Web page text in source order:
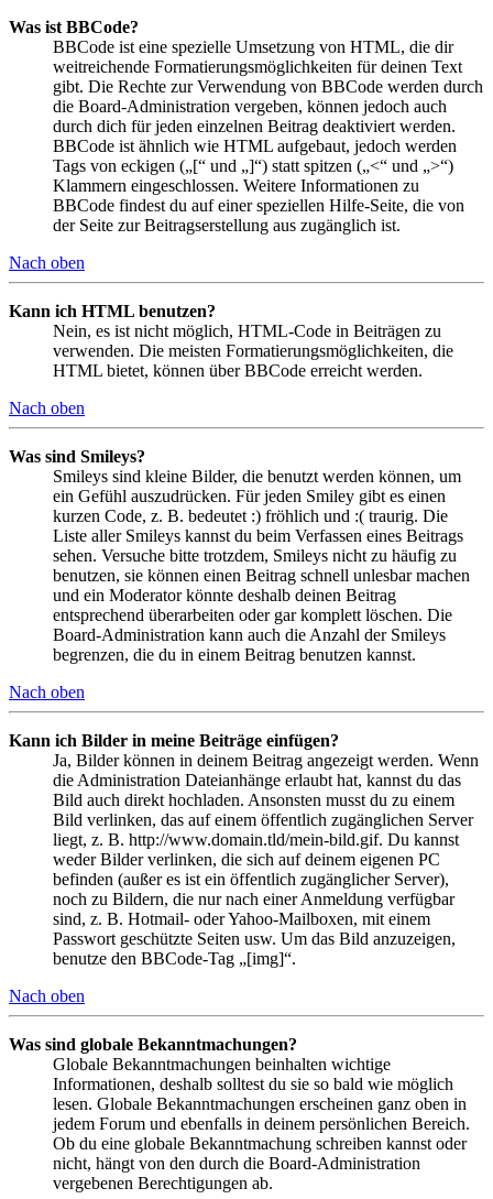
Was ist BBCode?
BBCode ist eine spezielle Umsetzung von HTML, die dir
weitreichende Formatierungsmöglichkeiten für deinen Text
gibt. Die Rechte zur Verwendung von BBCode werden durch
die Board-Administration vergeben, können jedoch auch
durch dich für jeden einzelnen Beitrag deaktiviert werden.
BBCode ist ähnlich wie HTML aufgebaut, jedoch werden
Tags von eckigen („[“ und „]“) statt spitzen („<“ und „>“)
Klammern eingeschlossen. Weitere Informationen zu
BBCode findest du auf einer speziellen Hilfe-Seite, die von
der Seite zur Beitragserstellung aus zugänglich ist.
Nach oben
Kann ich HTML benutzen?
Nein, es ist nicht möglich, HTML-Code in Beiträgen zu
verwenden. Die meisten Formatierungsmöglichkeiten, die
HTML bietet, können über BBCode erreicht werden.
Nach oben
Was sind Smileys?
Smileys sind kleine Bilder, die benutzt werden können, um
ein Gefühl auszudrücken. Für jeden Smiley gibt es einen
kurzen Code, z. B. bedeutet :) fröhlich und :( traurig. Die
Liste aller Smileys kannst du beim Verfassen eines Beitrags
sehen. Versuche bitte trotzdem, Smileys nicht zu häufig zu
benutzen, sie können einen Beitrag schnell unlesbar machen
und ein Moderator könnte deshalb deinen Beitrag
entsprechend überarbeiten oder gar komplett löschen. Die
Board-Administration kann auch die Anzahl der Smileys
begrenzen, die du in einem Beitrag benutzen kannst.
Nach oben
Kann ich Bilder in meine Beiträge einfügen?
Ja, Bilder können in deinem Beitrag angezeigt werden. Wenn
die Administration Dateianhänge erlaubt hat, kannst du das
Bild auch direkt hochladen. Ansonsten musst du zu einem
Bild verlinken, das auf einem öffentlich zugänglichen Server
liegt, z. B. http://www.domain.tld/mein-bild.gif. Du kannst
weder Bilder verlinken, die sich auf deinem eigenen PC
befinden (außer es ist ein öffentlich zugänglicher Server),
noch zu Bildern, die nur nach einer Anmeldung verfügbar
sind, z. B. Hotmail- oder Yahoo-Mailboxen, mit einem
Passwort geschützte Seiten usw. Um das Bild anzuzeigen,
benutze den BBCode-Tag „[img]“.
Nach oben
Was sind globale Bekanntmachungen?
Globale Bekanntmachungen beinhalten wichtige
Informationen, deshalb solltest du sie so bald wie möglich
lesen. Globale Bekanntmachungen erscheinen ganz oben in
jedem Forum und ebenfalls in deinem persönlichen Bereich.
Ob du eine globale Bekanntmachung schreiben kannst oder
nicht, hängt von den durch die Board-Administration
vergebenen Berechtigungen ab.